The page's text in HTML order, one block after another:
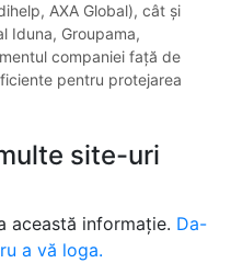
AXA Global), cât și
Iduna, Groupama,
companiei față de
pentru protejarea
site-uri
această informație. Da-
a vă loga.